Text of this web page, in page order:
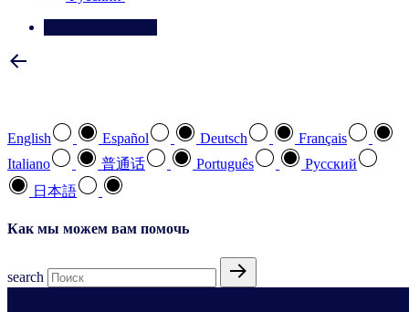
English Español Deutsch
Français
Italiano
普通话 Português
Pусский
日本語
Как мы можем вам помочь
search